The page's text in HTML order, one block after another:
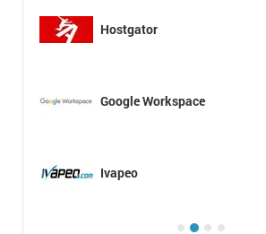
Hostgator
Google Workspace
Ivapeo